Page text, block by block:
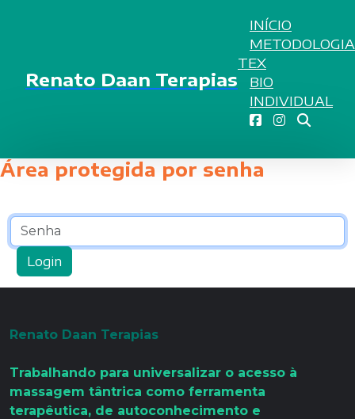
Renato Daan Terapias
INÍCIO
METODOLOGIA
TEX
BIO
INDIVIDUAL
Área protegida por senha
Login
Renato Daan Terapias
Trabalhando para universalizar o acesso à
massagem tântrica como ferramenta
terapêutica, de autoconhecimento e